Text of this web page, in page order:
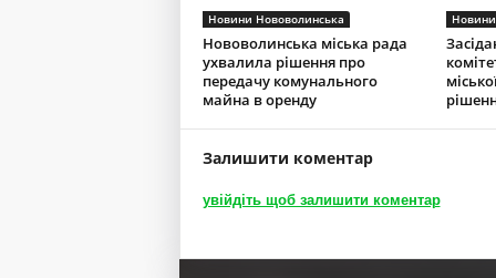
Новини Нововолинська
Нововолинська міська рада
ухвалила рішення про
передачу комунального
майна в оренду
Новини
Залишити коментар
увійдіть щоб залишити коментар